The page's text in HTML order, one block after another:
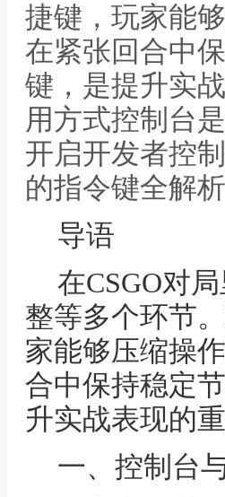
捷键，玩家能
在紧张回合中
键，是提升实
用方式控制台
开启开发者控
的指令键全解析
导语
在CSGO对
整等多个环节
家能够压缩操
合中保持稳定
升实战表现的重
一、控制台